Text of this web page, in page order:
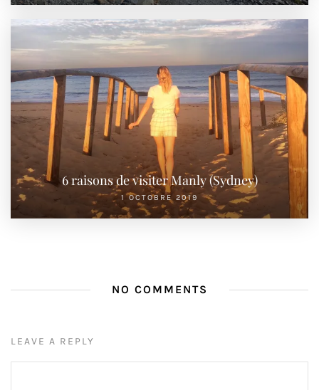
6 raisons de visiter Manly (Sydney)
1 OCTOBRE 2019
NO COMMENTS
LEAVE A REPLY